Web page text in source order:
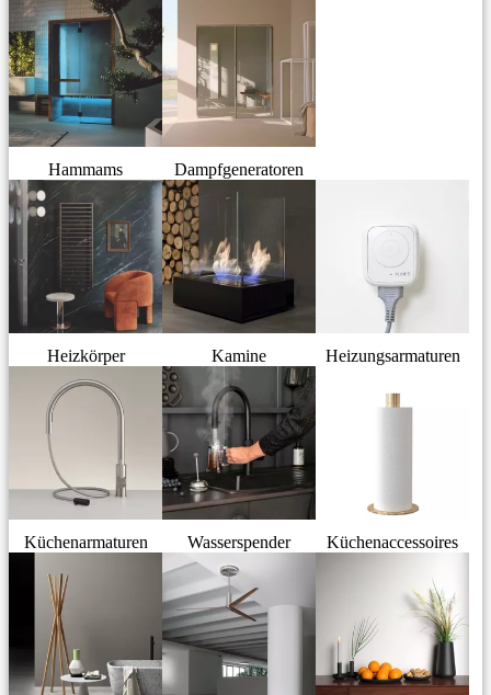
Hammams Dampfgeneratoren
Heizkörper Kamine Heizungsarmaturen
Küchenarmaturen Wasserspender Küchenaccessoires